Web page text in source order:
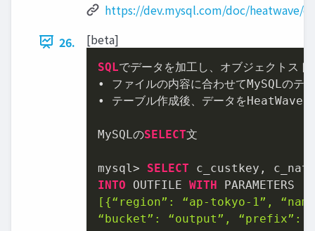
https://dev.mysql.com/doc/heatwave/
26.
[beta]
SQLでデータを加⼯し、オブジェクトス
• ファイルの内容に合わせてMySQLのテ
• テーブル作成後、データをHeatWave
MySQLのSELECT⽂
mysql > SELECT c_custkey,
INTO OUTFILE WITH PARAMETERS
[{“region”: “ap-tokyo-1”,
“bucket”: “output”, “prefix”: